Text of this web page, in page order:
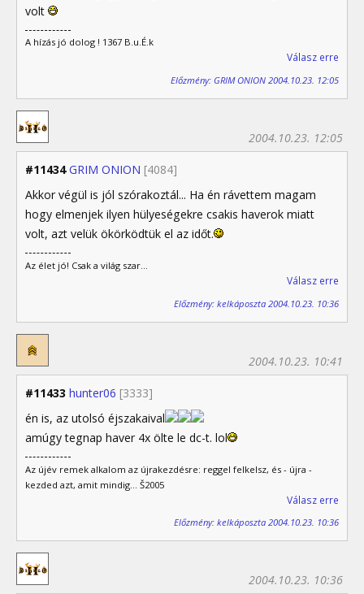
volt
A hízás jó dolog ! 1367 B.u.É.k
Válasz erre
Előzmény: GRIM ONION 2004.10.23. 12:05
#11434 GRIM ONION [4084]
2004.10.23. 12:05
Akkor végül is jól szórakoztál... Ha én rávettem magam
hogy elmenjek ilyen hülyeségekre csakis haverok miatt
volt, azt velük ökörködtük el az időt.
Az élet jó! Csak a világ szar...
Válasz erre
Előzmény: kelkáposzta 2004.10.23. 10:36
#11433 hunter06 [3333]
2004.10.23. 10:41
én is, az utolsó éjszakaival
amúgy tegnap haver 4x ölte le dc-t. lol
Az újév remek alkalom az újrakezdésre: reggel felkelsz, és - újra -
kezded azt, amit mindig... Š2005
Válasz erre
Előzmény: kelkáposzta 2004.10.23. 10:36
2004.10.23. 10:36